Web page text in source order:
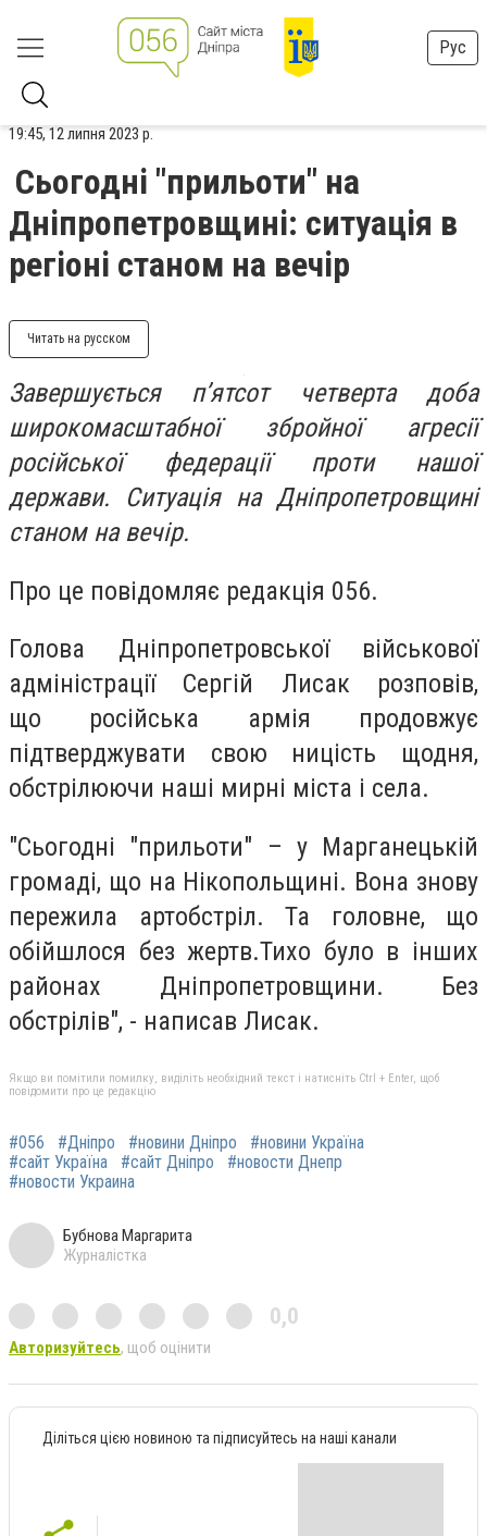
Рус
19:45, 12 липня 2023 р.
Сьогодні "прильоти" на
Дніпропетровщині: ситуація в
регіоні станом на вечір
Читать на русском
Завершується п’ятсот четверта доба
широкомасштабної збройної агресії
російської федерації проти нашої
держави. Ситуація на Дніпропетровщині
станом на вечір.
Про це повідомляє редакція 056.
Голова Дніпропетровської військової
адміністрації Сергій Лисак розповів,
що російська армія продовжує
підтверджувати свою ницість щодня,
обстрілюючи наші мирні міста і села.
"Сьогодні "прильоти" – у Марганецькій
громаді, що на Нікопольщині. Вона знову
пережила артобстріл. Та головне, що
обійшлося без жертв.Тихо було в інших
районах Дніпропетровщини. Без
обстрілів", - написав Лисак.
Якщо ви помітили помилку, виділіть необхідний текст і натисніть Ctrl + Enter, щоб
повідомити про це редакцію
#056 #Дніпро #новини Дніпро
#новини Україна
#сайт Україна
#сайт Дніпро
#новости Днепр
#новости Украина
Бубнова Маргарита
Журналістка
0,0
Авторизуйтесь, щоб оцінити
Діліться цією новиною та підписуйтесь на наші канали